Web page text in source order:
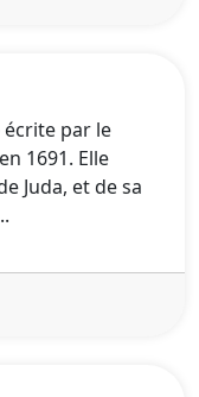
par le
1691. Elle
Juda, et de sa